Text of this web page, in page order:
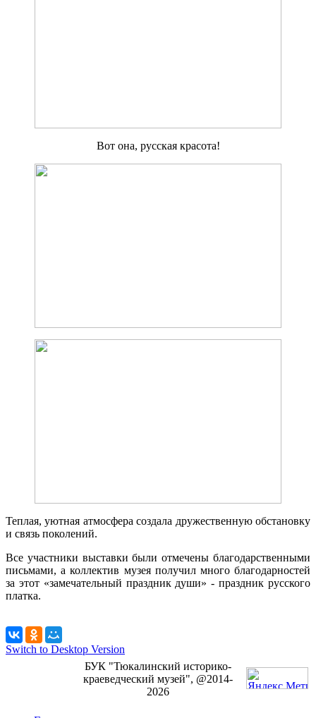
Вот она, русская красота!
Теплая, уютная атмосфера создала дружественную обстановку
и связь поколений.
Все участники выставки были отмечены благодарственными
письмами, а коллектив музея получил много благодарностей
за этот «замечательный праздник души» - праздник русского
платка.
Switch to Desktop Version
БУК "Тюкалинский историко-
краеведческий музей", @2014-
2026